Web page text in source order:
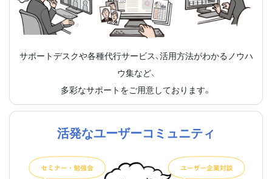
サポートデスクや各種代行サービス、活用方法がわかるノウハ
ウ集など、
多彩なサポートをご用意しております。
活発なユーザーコミュニティ